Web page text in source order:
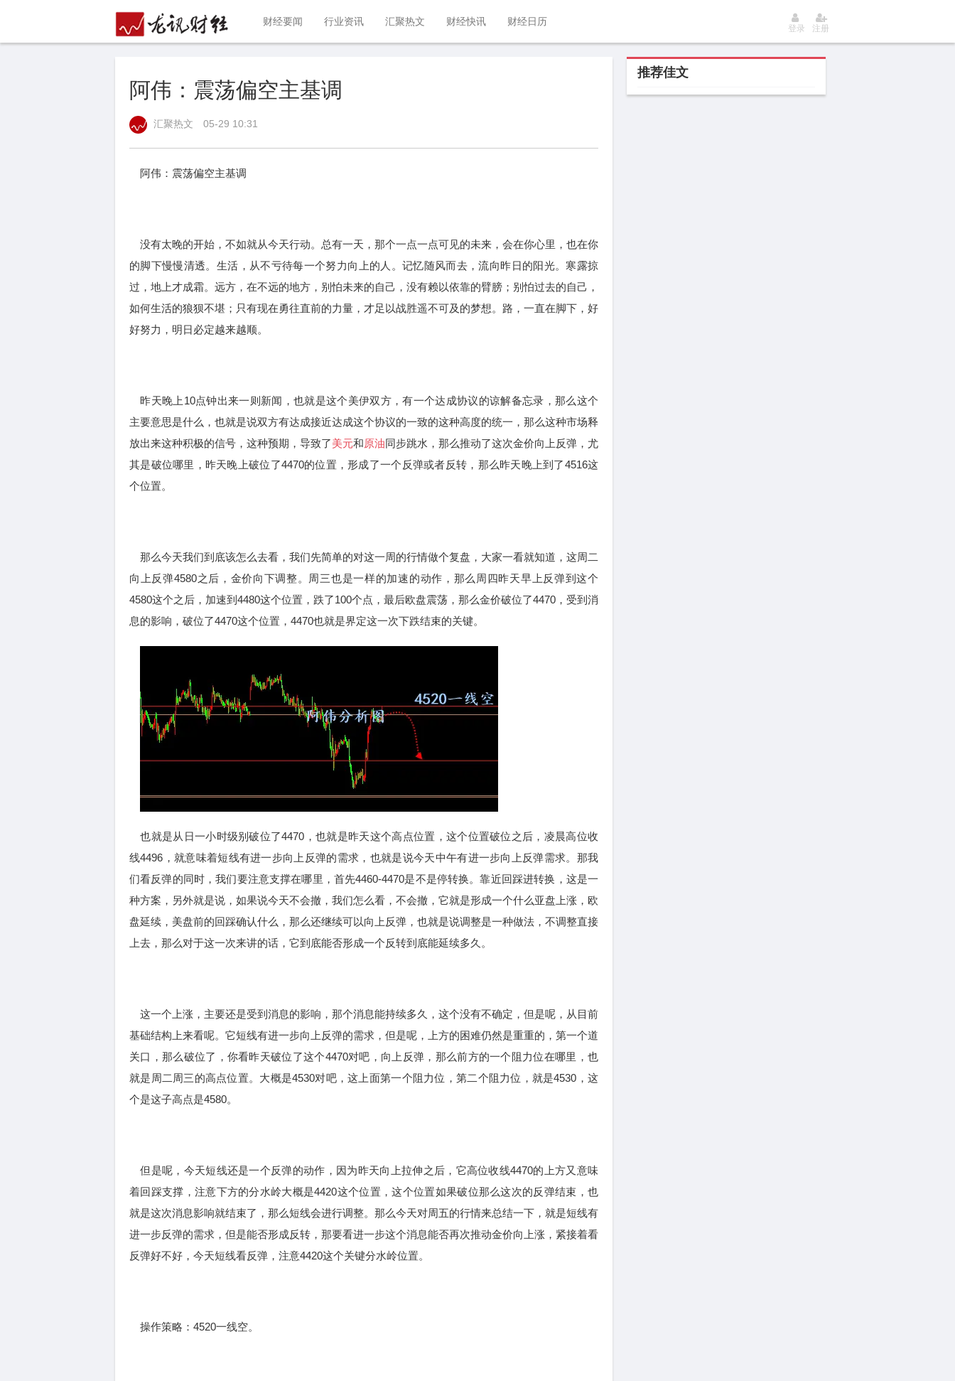
财经要闻 行业资讯 汇聚热文 财经快讯 财经日历
登录 注册
阿伟：震荡偏空主基调
汇聚热文 05-29 10:31
阿伟：震荡偏空主基调
没有太晚的开始，不如就从今天行动。总有一天，那个一点一点可见的未来，会在你心里，也在你
的脚下慢慢清透。生活，从不亏待每一个努力向上的人。记忆随风而去，流向昨日的阳光。寒露掠
过，地上才成霜。远方，在不远的地方，别怕未来的自己，没有赖以依靠的臂膀；别怕过去的自己，
如何生活的狼狈不堪；只有现在勇往直前的力量，才足以战胜遥不可及的梦想。路，一直在脚下，好
好努力，明日必定越来越顺。
昨天晚上10点钟出来一则新闻，也就是这个美伊双方，有一个达成协议的谅解备忘录，那么这个
主要意思是什么，也就是说双方有达成接近达成这个协议的一致的这种高度的统一，那么这种市场释
放出来这种积极的信号，这种预期，导致了美元和原油同步跳水，那么推动了这次金价向上反弹，尤
其是破位哪里，昨天晚上破位了4470的位置，形成了一个反弹或者反转，那么昨天晚上到了4516这
个位置。
那么今天我们到底该怎么去看，我们先简单的对这一周的行情做个复盘，大家一看就知道，这周二
向上反弹4580之后，金价向下调整。周三也是一样的加速的动作，那么周四昨天早上反弹到这个
4580这个之后，加速到4480这个位置，跌了100个点，最后欧盘震荡，那么金价破位了4470，受到消
息的影响，破位了4470这个位置，4470也就是界定这一次下跌结束的关键。
也就是从日一小时级别破位了4470，也就是昨天这个高点位置，这个位置破位之后，凌晨高位收
线4496，就意味着短线有进一步向上反弹的需求，也就是说今天中午有进一步向上反弹需求。那我
们看反弹的同时，我们要注意支撑在哪里，首先4460-4470是不是停转换。靠近回踩进转换，这是一
种方案，另外就是说，如果说今天不会撤，我们怎么看，不会撤，它就是形成一个什么亚盘上涨，欧
盘延续，美盘前的回踩确认什么，那么还继续可以向上反弹，也就是说调整是一种做法，不调整直接
上去，那么对于这一次来讲的话，它到底能否形成一个反转到底能延续多久。
这一个上涨，主要还是受到消息的影响，那个消息能持续多久，这个没有不确定，但是呢，从目前
基础结构上来看呢。它短线有进一步向上反弹的需求，但是呢，上方的困难仍然是重重的，第一个道
关口，那么破位了，你看昨天破位了这个4470对吧，向上反弹，那么前方的一个阻力位在哪里，也
就是周二周三的高点位置。大概是4530对吧，这上面第一个阻力位，第二个阻力位，就是4530，这
个是这子高点是4580。
但是呢，今天短线还是一个反弹的动作，因为昨天向上拉伸之后，它高位收线4470的上方又意味
着回踩支撑，注意下方的分水岭大概是4420这个位置，这个位置如果破位那么这次的反弹结束，也
就是这次消息影响就结束了，那么短线会进行调整。那么今天对周五的行情来总结一下，就是短线有
进一步反弹的需求，但是能否形成反转，那要看进一步这个消息能否再次推动金价向上涨，紧接着看
反弹好不好，今天短线看反弹，注意4420这个关键分水岭位置。
操作策略：4520一线空。
推荐佳文